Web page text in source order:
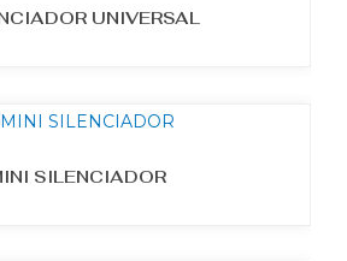
UNIVERSAL
SILENCIADOR